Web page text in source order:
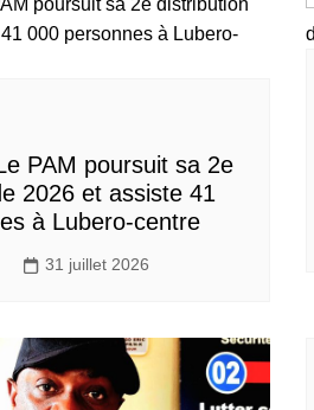
PAM poursuit sa 2e
2026 et assiste 41
à Lubero-centre
31 juillet 2026